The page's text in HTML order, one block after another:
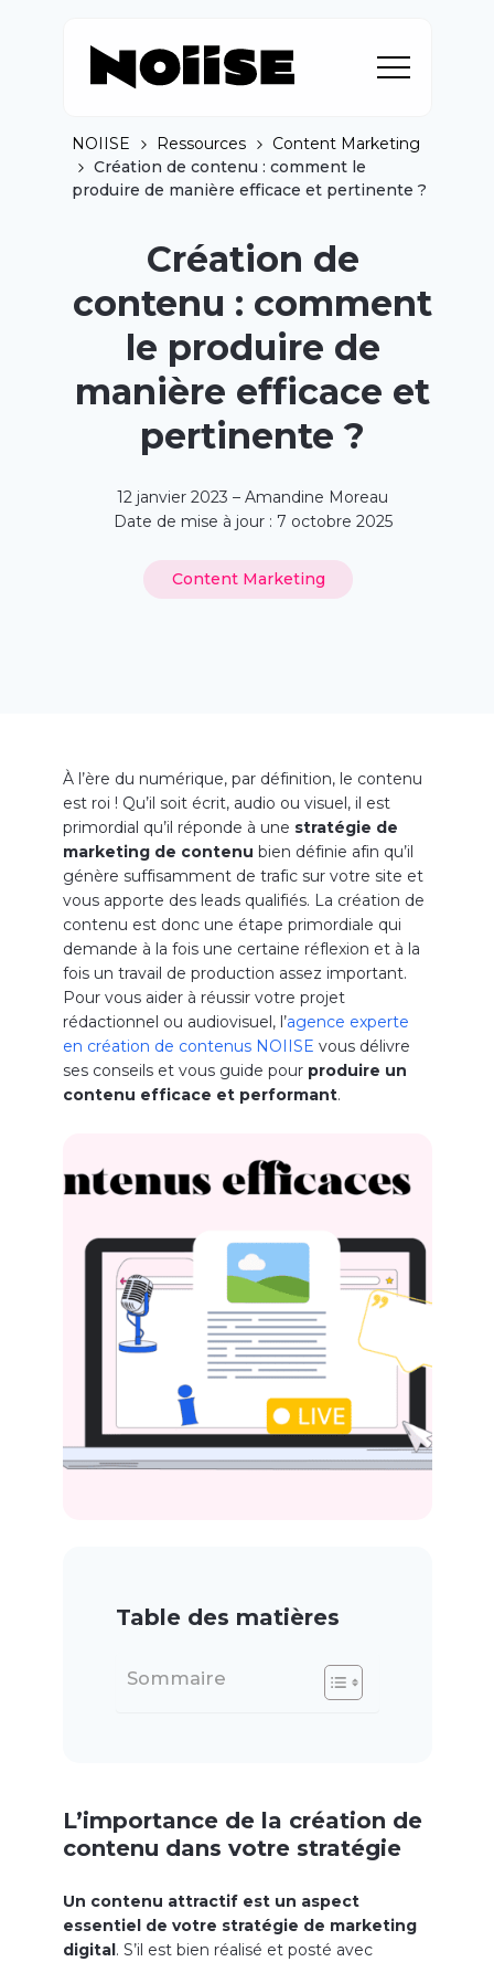
NOIISE Ressources
Content Marketing
Création de contenu : comment le
produire de manière efficace et pertinente ?
Création de
contenu : comment
le produire de
manière efficace et
pertinente ?
12 janvier 2023 – Amandine Moreau
Date de mise à jour : 7 octobre 2025
Content Marketing
À l’ère du numérique, par définition, le contenu
est roi ! Qu’il soit écrit, audio ou visuel, il est
primordial qu’il réponde à une stratégie de
marketing de contenu bien définie afin qu’il
génère suffisamment de trafic sur votre site et
vous apporte des leads qualifiés. La création de
contenu est donc une étape primordiale qui
demande à la fois une certaine réflexion et à la
fois un travail de production assez important.
Pour vous aider à réussir votre projet
rédactionnel ou audiovisuel, l’agence experte
en création de contenus NOIISE vous délivre
ses conseils et vous guide pour produire un
contenu efficace et performant.
Table des matières
Sommaire
L’importance de la création de
contenu dans votre stratégie
Un contenu attractif est un aspect
essentiel de votre stratégie de marketing
digital . S’il est bien réalisé et posté avec